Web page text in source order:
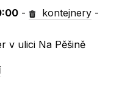
- kontejnery -
v ulici Na Pěšině